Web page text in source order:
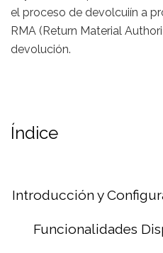
el proceso de devolcuiín a
RMA (Return Material
devolución.
Índice
Introducción y
Funcionalidades